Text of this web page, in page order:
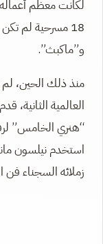
لكانت معظم
18 مسرحية لم
و”ماكبث”.
منذ ذلك الحين،
العالمية الثانية،
“هنري الخامس”
استخدم نيلسون
زملائه السجناء فن